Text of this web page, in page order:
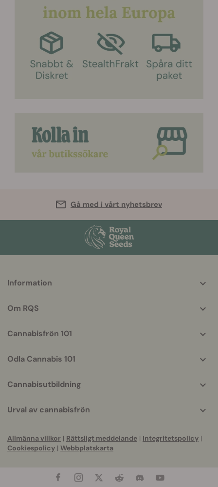
Gå med i vårt nyhetsbrev
helpful
Information
Om RQS
Cannabisfrön 101
Odla Cannabis 101
Cannabisutbildning
Urval av cannabisfrön
Allmänna villkor | Rättsligt meddelande | Integritetspolicy |
Cookiespolicy | Webbplatskarta